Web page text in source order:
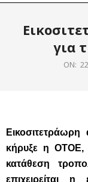
Navigation
για
ON:
κήρυξε η ΟΤΟΕ,
κατάθεση
επιχειρείται